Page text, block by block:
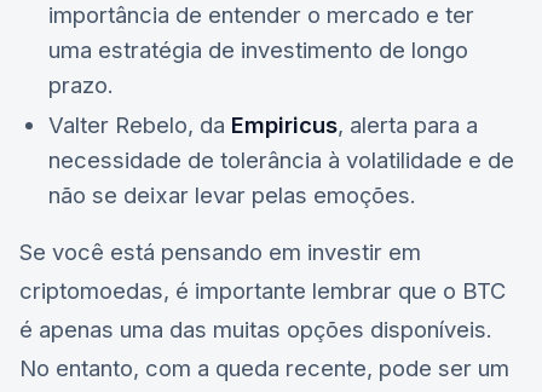
importância de entender o mercado e ter
uma estratégia de investimento de longo
prazo.
Valter Rebelo, da Empiricus, alerta para a
necessidade de tolerância à volatilidade e de
não se deixar levar pelas emoções.
Se você está pensando em investir em
criptomoedas, é importante lembrar que o BTC
é apenas uma das muitas opções disponíveis.
No entanto, com a queda recente, pode ser um